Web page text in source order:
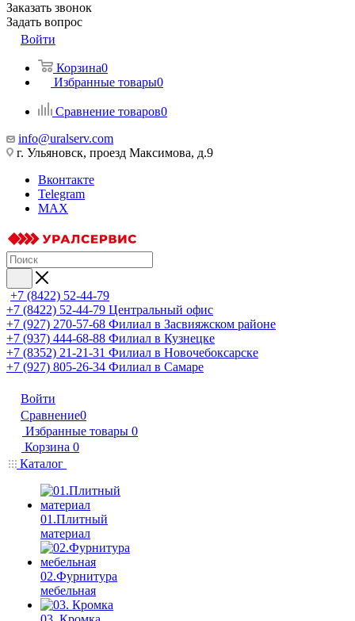
Заказать звонок
Задать вопрос
Войти
Корзина0
Избранные товары0
Сравнение товаров0
info@uralserv.com
г. Ульяновск, проезд Максимова, д.9
Вконтакте
Telegram
MAX
+7 (8422) 52-44-79
+7 (8422) 52-44-79 Центральный офис
+7 (927) 270-57-68 Филиал в Засвияжском районе
+7 (937) 444-68-88 Филиал в Кузнецке
+7 (8352) 21-21-31 Филиал в Новочебоксарске
+7 (927) 805-26-34 Филиал в Самаре
Войти
Сравнение0
Избранные товары 0
Корзина 0
Каталог
01.Плитный
материал
02.Фурнитура
мебельная